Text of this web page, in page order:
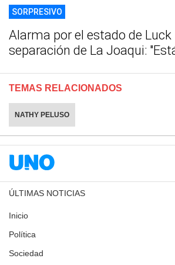
SORPRESIVO
Alarma por el estado de Luck
separación de La Joaqui:
TEMAS RELACIONADOS
NATHY PELUSO
ÚLTIMAS NOTICIAS
Inicio
Política
Sociedad